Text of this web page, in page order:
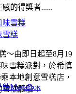
雪糕
～由即日起至8月19
雪糕派對，於希慎
本地創意雪糕店，
雪糕體驗！
的得獎者......